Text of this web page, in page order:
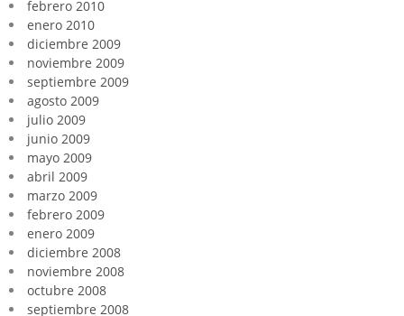
febrero 2010
enero 2010
diciembre 2009
noviembre 2009
septiembre 2009
agosto 2009
julio 2009
junio 2009
mayo 2009
abril 2009
marzo 2009
febrero 2009
enero 2009
diciembre 2008
noviembre 2008
octubre 2008
septiembre 2008